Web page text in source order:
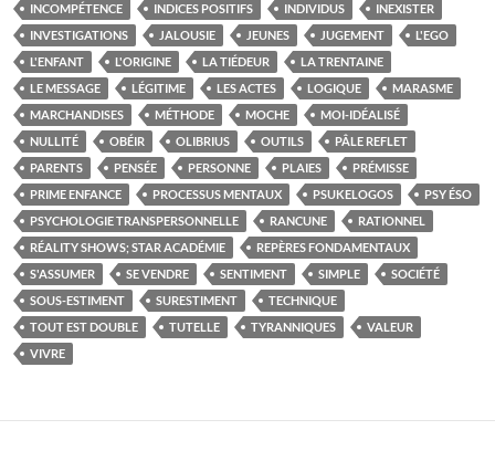
INCOMPÉTENCE
INDICES POSITIFS INDIVIDUS
INEXISTER
INVESTIGATIONS
JALOUSIE JEUNES JUGEMENT
L'EGO
L'ENFANT
L'ORIGINE LA TIÉDEUR
LA TRENTAINE
LE MESSAGE
LÉGITIME LES ACTES LOGIQUE
MARASME
MARCHANDISES
MÉTHODE MOCHE
MOI-IDÉALISÉ
NULLITÉ
OBÉIR OLIBRIUS OUTILS
PÂLE REFLET
PARENTS
PENSÉE PERSONNE PLAIES
PRÉMISSE
PRIME ENFANCE
PROCESSUS MENTAUX PSUKELOGOS
PSY ÉSO
PSYCHOLOGIE TRANSPERSONNELLE
RANCUNE
RATIONNEL
RÉALITY SHOWS; STAR ACADÉMIE
REPÈRES FONDAMENTAUX
S'ASSUMER
SE VENDRE SENTIMENT SIMPLE
SOCIÉTÉ
SOUS-ESTIMENT
SURESTIMENT
TECHNIQUE
TOUT EST DOUBLE
TUTELLE TYRANNIQUES
VALEUR
VIVRE